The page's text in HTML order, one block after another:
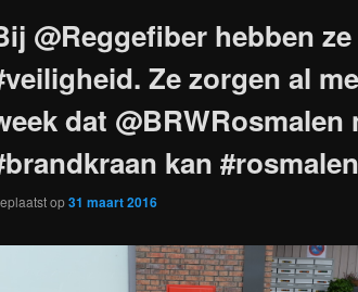
@Reggefiber hebben
Ze zorgen al
dat @BRWRosmalen
kan #rosmalen
op31 maart 2016